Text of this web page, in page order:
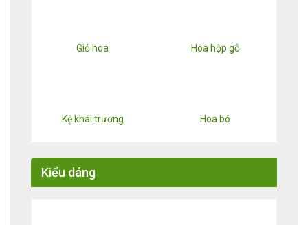
Giỏ hoa Hoa hộp gỗ
Kệ khai trương Hoa bó
Kiểu dáng